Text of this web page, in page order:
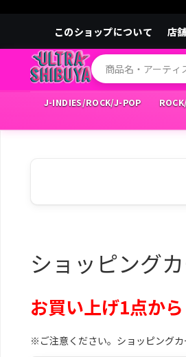
このショップについて 店
J-INDIES/ROCK/J-POP
ショッピング
お買い上げ1点か
※ご注意ください。ショッピング